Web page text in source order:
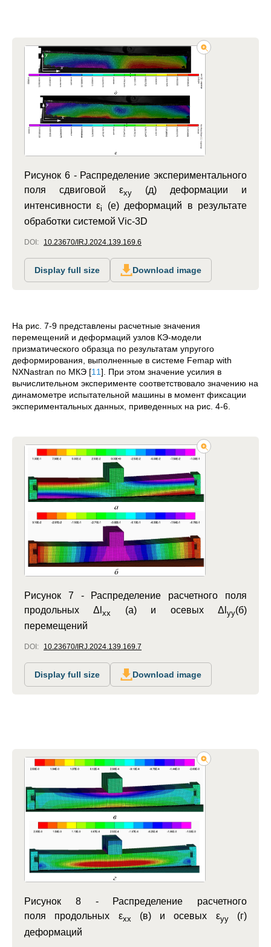
Рисунок 6 - Распределение экспериментального
поля сдвиговой εxy (д) деформации и
интенсивности εi
(е) деформаций в результате
обработки системой Vic-3D
DOI: 10.23670/IRJ.2024.139.169.6
Display full size Download image
На рис. 7-9 представлены расчетные значения
перемещений и деформаций узлов КЭ-модели
призматического образца по результатам упругого
деформирования, выполненные в системе Femap with
NXNastran по МКЭ [11] . При этом значение усилия в
вычислительном эксперименте соответствовало значению на
динамометре испытательной машины в момент фиксации
экспериментальных данных, приведенных на рис. 4-6.
Рисунок 7 - Распределение расчетного поля
продольных Δlxx (а) и осевых Δlyy(б)
перемещений
DOI: 10.23670/IRJ.2024.139.169.7
Display full size Download image
Рисунок 8 -
Распределение расчетного
поля продольных εxx (в) и осевых εyy(г)
деформаций